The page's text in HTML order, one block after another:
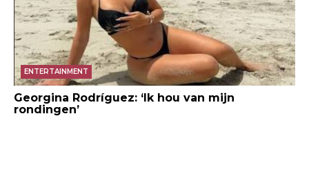
ENTERTAINMENT
Georgina Rodríguez: ‘Ik hou van mijn
rondingen’